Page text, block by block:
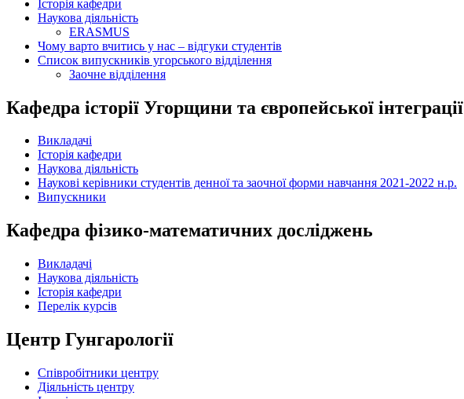
Історія кафедри
Наукова діяльність
ERASMUS
Чому варто вчитись у нас – відгуки студентів
Список випускників угорського відділення
Заочне відділення
Кафедра історії Угорщини та європейської інтеграції
Викладачі
Історія кафедри
Наукова діяльність
Наукові керівники студентів денної та заочної форми навчання 2021-2022 н.р.
Випускники
Кафедра фізико-математичних досліджень
Викладачі
Наукова діяльність
Історія кафедри
Перелік курсів
Центр Гунгарології
Співробітники центру
Діяльність центру